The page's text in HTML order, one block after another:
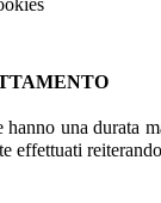
una durata
effettuati